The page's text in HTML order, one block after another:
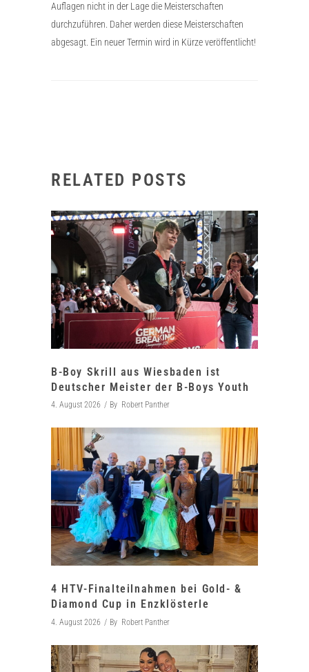
Auflagen nicht in der Lage die Meisterschaften
durchzuführen. Daher werden diese Meisterschaften
abgesagt. Ein neuer Termin wird in Kürze veröffentlicht!
RELATED POSTS
B-Boy Skrill aus Wiesbaden ist
Deutscher Meister der B-Boys Youth
4. August 2026 By Robert Panther
4 HTV-Finalteilnahmen bei Gold- &
Diamond Cup in Enzklösterle
4. August 2026 By Robert Panther